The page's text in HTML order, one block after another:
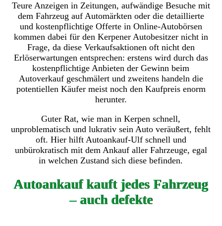
Teure Anzeigen in Zeitungen, aufwändige Besuche mit
dem Fahrzeug auf Automärkten oder die detaillierte
und kostenpflichtige Offerte in Online-Autobörsen
kommen dabei für den Kerpener Autobesitzer nicht in
Frage, da diese Verkaufsaktionen oft nicht den
Erlöserwartungen entsprechen: erstens wird durch das
kostenpflichtige Anbieten der Gewinn beim
Autoverkauf geschmälert und zweitens handeln die
potentiellen Käufer meist noch den Kaufpreis enorm
herunter.
Guter Rat, wie man in Kerpen schnell,
unproblematisch und lukrativ sein Auto veräußert, fehlt
oft. Hier hilft Autoankauf-Ulf schnell und
unbürokratisch mit dem Ankauf aller Fahrzeuge, egal
in welchen Zustand sich diese befinden.
Autoankauf kauft jedes Fahrzeug
– auch defekte